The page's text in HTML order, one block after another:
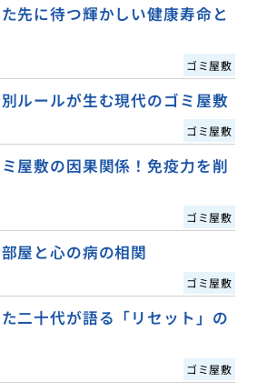
先に待つ輝かしい健康寿命と
ゴミ屋敷
ルールが生む現代のゴミ屋敷
ゴミ屋敷
屋敷の因果関係！免疫力を削
ゴミ屋敷
屋と心の病の相関
ゴミ屋敷
二十代が語る「リセット」の
ゴミ屋敷